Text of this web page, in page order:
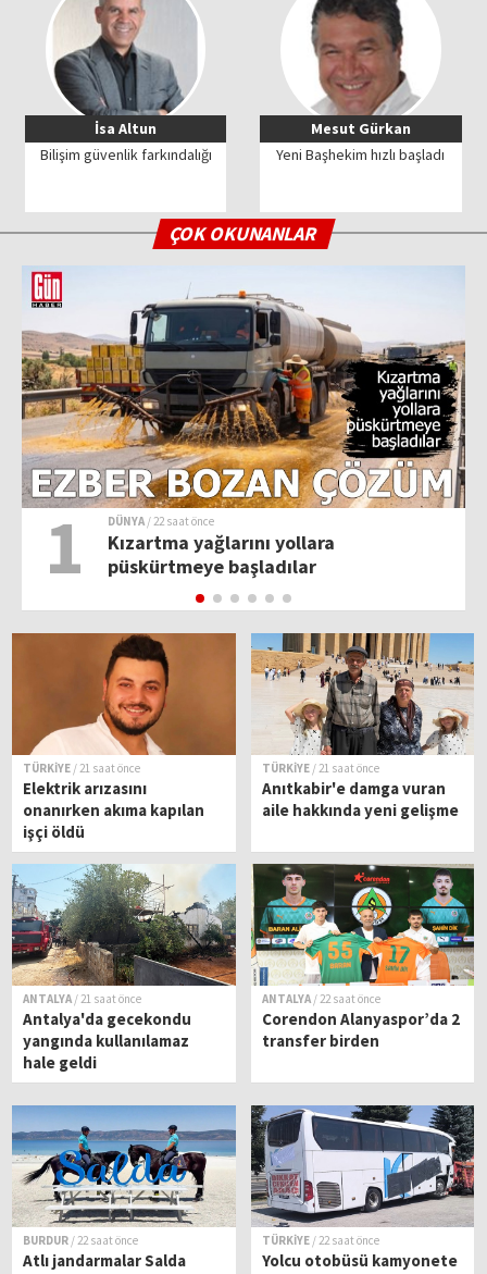
İsa Altun
Bilişim güvenlik farkındalığı
Mesut Gürkan
Yeni Başhekim hızlı başladı
ÇOK OKUNANLAR
1 DÜNYA / 22 saat önce
Kızartma yağlarını yollara
püskürtmeye başladılar
TÜRKİYE / 21 saat önce
Elektrik arızasını
onanırken akıma kapılan
işçi öldü
TÜRKİYE / 21 saat önce
Anıtkabir'e damga vuran
aile hakkında yeni gelişme
ANTALYA / 21 saat önce
Antalya'da gecekondu
yangında kullanılamaz
hale geldi
ANTALYA / 22 saat önce
Corendon Alanyaspor’da 2
transfer birden
BURDUR / 22 saat önce
Atlı jandarmalar Salda
TÜRKİYE / 22 saat önce
Yolcu otobüsü kamyonete